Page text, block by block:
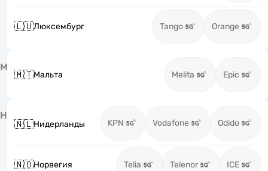
🇱🇺Люксембург Tango Orange
М
🇲🇹Мальта Melita Epic
Н
🇳🇱Нидерланды KPN Vodafone Odido
🇳🇴Норвегия Telia Telenor ICE